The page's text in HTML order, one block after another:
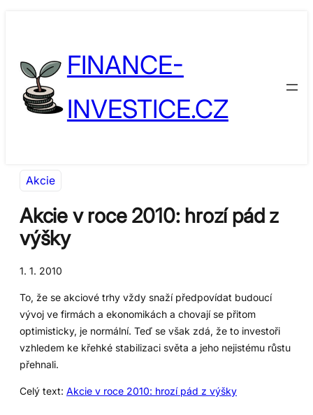
FINANCE-
INVESTICE.CZ
Akcie
Akcie v roce 2010: hrozí pád z
výšky
1. 1. 2010
To, že se akciové trhy vždy snaží předpovídat budoucí
vývoj ve firmách a ekonomikách a chovají se přitom
optimisticky, je normální. Teď se však zdá, že to investoři
vzhledem ke křehké stabilizaci světa a jeho nejistému růstu
přehnali.
Celý text: Akcie v roce 2010: hrozí pád z výšky